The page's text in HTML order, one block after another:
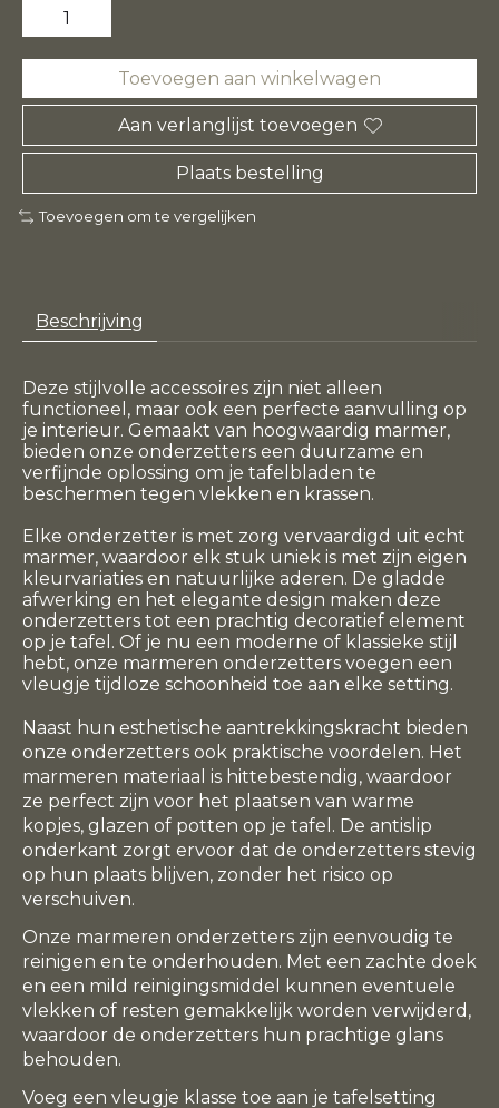
Toevoegen aan winkelwagen
Aan verlanglijst toevoegen
Plaats bestelling
Toevoegen om te vergelijken
Beschrijving
Deze stijlvolle accessoires zijn niet alleen
functioneel, maar ook een perfecte aanvulling op
je interieur. Gemaakt van hoogwaardig marmer,
bieden onze onderzetters een duurzame en
verfijnde oplossing om je tafelbladen te
beschermen tegen vlekken en krassen.
Elke onderzetter is met zorg vervaardigd uit echt
marmer, waardoor elk stuk uniek is met zijn eigen
kleurvariaties en natuurlijke aderen. De gladde
afwerking en het elegante design maken deze
onderzetters tot een prachtig decoratief element
op je tafel. Of je nu een moderne of klassieke stijl
hebt, onze marmeren onderzetters voegen een
vleugje tijdloze schoonheid toe aan elke setting.
Naast hun esthetische aantrekkingskracht bieden
onze onderzetters ook praktische voordelen. Het
marmeren materiaal is hittebestendig, waardoor
ze perfect zijn voor het plaatsen van warme
kopjes, glazen of potten op je tafel. De antislip
onderkant zorgt ervoor dat de onderzetters stevig
op hun plaats blijven, zonder het risico op
verschuiven.
Onze marmeren onderzetters zijn eenvoudig te
reinigen en te onderhouden. Met een zachte doek
en een mild reinigingsmiddel kunnen eventuele
vlekken of resten gemakkelijk worden verwijderd,
waardoor de onderzetters hun prachtige glans
behouden.
Voeg een vleugje klasse toe aan je tafelsetting